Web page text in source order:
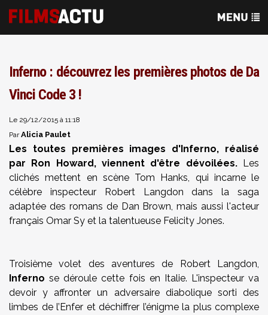
Inferno : découvrez les premières photos de Da
Vinci Code 3 !
Le 29/12/2015 à 11:18
ParAlicia Paulet
Les toutes premières images d'Inferno, réalisé
par Ron Howard, viennent d'être dévoilées.Les
clichés mettent en scène Tom Hanks, qui incarne le
célèbre inspecteur Robert Langdon dans la saga
adaptée des romans de Dan Brown, mais aussi l'acteur
français Omar Sy et la talentueuse Felicity Jones.
Troisième volet des aventures de Robert Langdon,
Inferno se déroule cette fois en Italie. L'inspecteur va
devoir y affronter un adversaire diabolique sorti des
limbes de l’Enfer et déchiffrer l’énigme la plus complexe